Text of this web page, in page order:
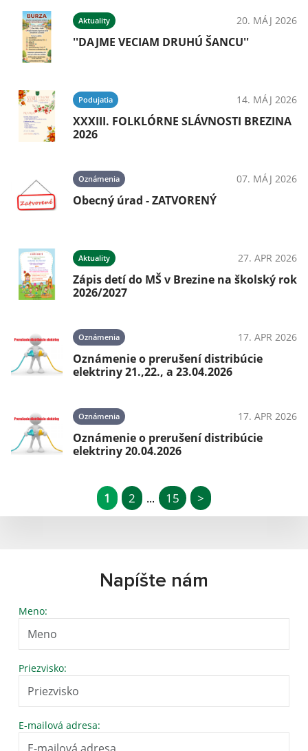
Aktuality 20. MÁJ 2026
''DAJME VECIAM DRUHÚ ŠANCU''
Podujatia 14. MÁJ 2026
XXXIII. FOLKLÓRNE SLÁVNOSTI BREZINA
2026
Oznámenia 07. MÁJ 2026
Obecný úrad - ZATVORENÝ
Aktuality 27. APR 2026
Zápis detí do MŠ v Brezine na školský rok
2026/2027
Oznámenia 17. APR 2026
Oznámenie o prerušení distribúcie
elektriny 21.,22., a 23.04.2026
Oznámenia 17. APR 2026
Oznámenie o prerušení distribúcie
elektriny 20.04.2026
1 2 ... 15 >
Napíšte nám
Meno:
Priezvisko:
E-mailová adresa: